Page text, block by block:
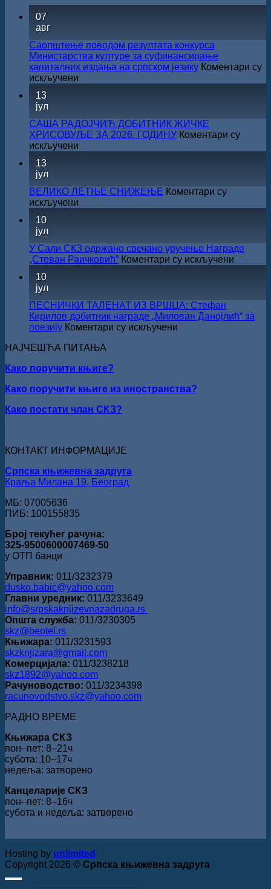
07
авг
Саопштење поводом резултата конкурса
Министарства културе за суфинансирање
капиталних издања на српском језику Коментари су
искључени
конкурса
Министарства
културе
за
издања
на
српском
13
јул
САША РАДОЈЧИЋ ДОБИТНИК ЖИЧКЕ
ХРИСОВУЉЕ ЗА 2026. ГОДИНУ Коментари су
искључени
ЖИЧКЕ
ХРИСОВУЉЕ
ЗА
13
јул
ВЕЛИКО ЛЕТЊЕ СНИЖЕЊЕ Коментари су
искључени
10
јул
У Сали СКЗ одржано свечано уручење Награде
„Стеван Раичковић” Коментари су искључени
свечано
10
јул
ПЕСНИЧКИ ТАЛЕНАТ ИЗ ВРШЦА: Стефан
Кирилов добитник награде „Милован Данојлић“ за
поезију Коментари су искључени
Кирилов
НАЈЧЕШЋА ПИТАЊА
Како поручити књиге?
Како поручити књиге из иностранства?
Како постати члан СКЗ?
КОНТАКТ ИНФОРМАЦИЈЕ
Српска књижевна задруга
Краља Милана 19, Београд
МБ: 07005636
ПИБ: 100155835
Број текућег рачуна:
325-9500600007469-50
у ОТП банци
Управник: 011/3232379
dusko.babic@yahoo.com
Главни уредник: 011/3233649
info@srpskaknjizevnazadruga.rs
Општа служба: 011/3230305
skz@beotel.rs
Књижара: 011/3231593
skzknjizara@gmail.com
Комерцијала: 011/3238218
skz1892@yahoo.com
Рачуноводство: 011/3234398
racunovodstvo.skz@yahoo.com
РАДНО ВРЕМЕ
Књижара СКЗ
пон‒пет: 8‒21ч
субота: 10‒17ч
недеља: затворено
Канцеларије СКЗ
пон‒пет: 8‒16ч
субота и недеља: затворено
Hosting by unlimited
Copyright 2026 © Српска књижевна задруга